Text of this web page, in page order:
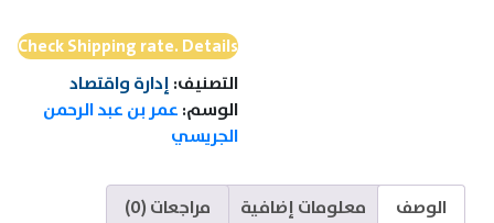
Check Shipping rate. Details
التصنيف: إدارة واقتصاد
الوسم: عمر بن عبد الرحمن
الجريسي
الوصف معلومات إضافية مراجعات (0)